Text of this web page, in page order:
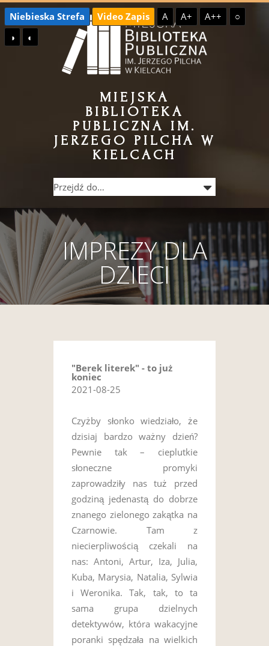
Przejdź
do
treści
Przejdź
do
menu
Niebieska Strefa Video Zapis A A+ A++
○
◑
◐
MIEJSKA
BIBLIOTEKA
PUBLICZNA IM.
JERZEGO PILCHA W
KIELCACH
IMPREZY DLA
DZIECI
"Berek literek" - to już
koniec
2021-08-25
Czyżby słonko wiedziało, że
dzisiaj bardzo ważny dzień?
Pewnie tak – cieplutkie
słoneczne promyki
zaprowadziły nas tuż przed
godziną jedenastą do dobrze
znanego zielonego zakątka na
Czarnowie. Tam z
niecierpliwością czekali na
nas: Antoni, Artur, Iza, Julia,
Kuba, Marysia, Natalia, Sylwia
i Weronika. Tak, tak, to ta
sama grupa dzielnych
detektywów, która wakacyjne
poranki spędzała na wielkich